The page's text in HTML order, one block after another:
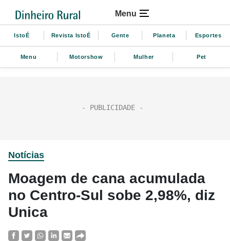
Menu
IstoÉ Revista IstoÉ Gente Planeta Esportes
Menu Motorshow Mulher Pet
Notícias
Moagem de cana acumulada
no Centro-Sul sobe 2,98%, diz
Unica